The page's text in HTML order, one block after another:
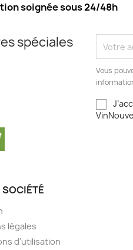
soignée sous 24/48h
spéciales
Vous
SOCIÉTÉ
légales
d'utilisation